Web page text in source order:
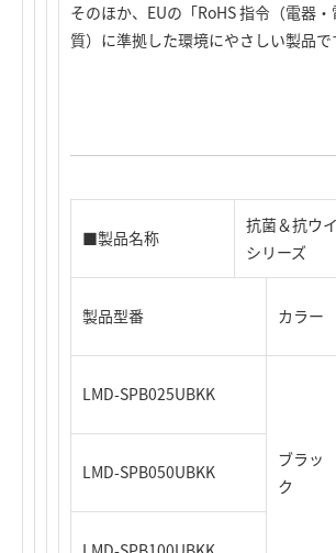
そのほか、EUの「RoHS 指令（電器
質）に準拠した環境にやさしい製品で
■製品名称
抗菌＆抗ウ
シリーズ
製品型番 カラー
LMD-SPB025UBKK
ブラッ
ク
LMD-SPB050UBKK